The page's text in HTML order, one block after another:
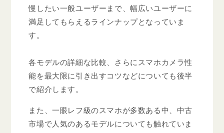
慢したい一般ユーザーまで、幅広いユーザーに
満足してもらえるラインナップとなっていま
す。
各モデルの詳細な比較、さらにスマホカメラ性
能を最大限に引き出すコツなどについても後半
で紹介します。
また、一眼レフ級のスマホが多数ある中、中古
市場で人気のあるモデルについても触れていま